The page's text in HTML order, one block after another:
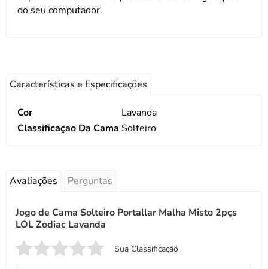
do seu computador.
Características e Especificações
Cor
Lavanda
Classificaçao Da Cama Solteiro
Avaliações Perguntas
Jogo de Cama Solteiro Portallar Malha Misto 2pçs
LOL Zodiac Lavanda
Sua Classificação